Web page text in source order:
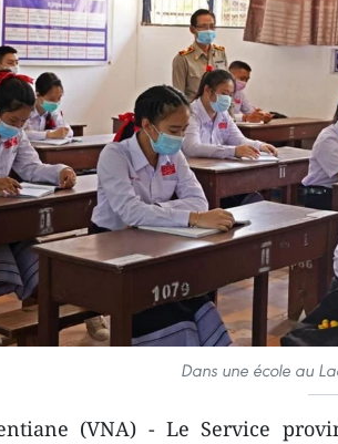
Dans une école au
(VNA) - Le Service